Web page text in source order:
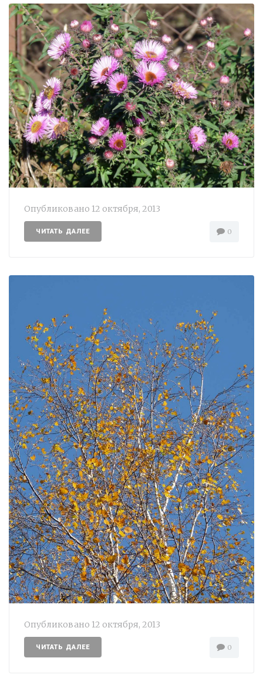
Опубликовано 12 октября, 2013
ЧИТАТЬ ДАЛЕЕ 0
Опубликовано 12 октября, 2013
ЧИТАТЬ ДАЛЕЕ 0